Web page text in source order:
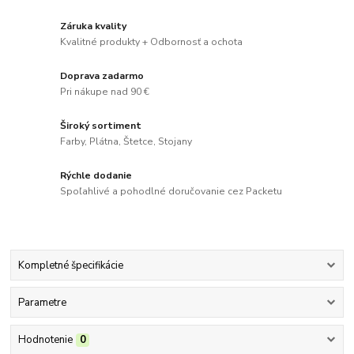
Záruka kvality
Kvalitné produkty + Odbornosť a ochota
Doprava zadarmo
Pri nákupe nad 90 €
Široký sortiment
Farby, Plátna, Štetce, Stojany
Rýchle dodanie
Spoľahlivé a pohodlné doručovanie cez Packetu
Kompletné špecifikácie
Parametre
Hodnotenie 0